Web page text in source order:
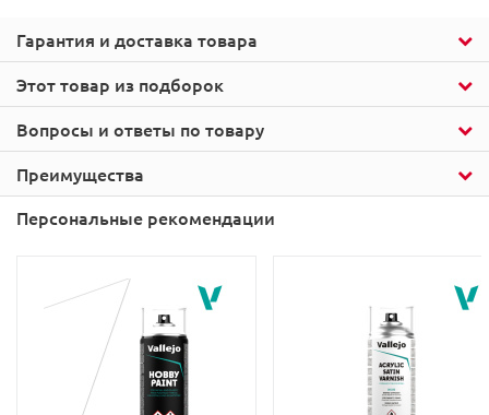
Этот товар из подборок
Гарантия и доставка товара
Вопросы и ответы по товару
Преимущества
Персональные рекомендации